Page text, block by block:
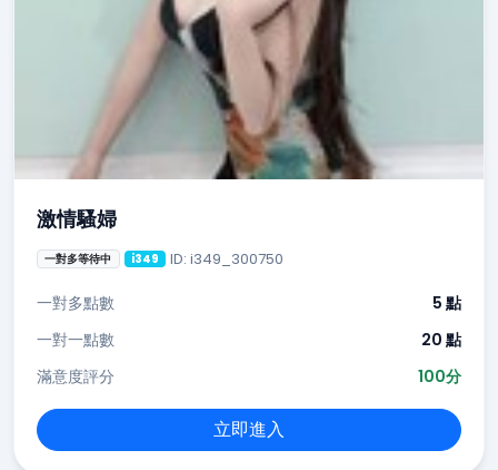
激情騷婦
一對多等待中 i349 ID: i349_300750
一對多點數
5 點
一對一點數
20 點
滿意度評分
100分
立即進入